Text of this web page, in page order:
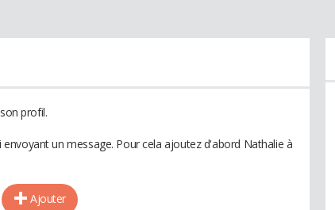
profil.
un message. Pour cela ajoutez d'abord Nathalie à
Ajouter